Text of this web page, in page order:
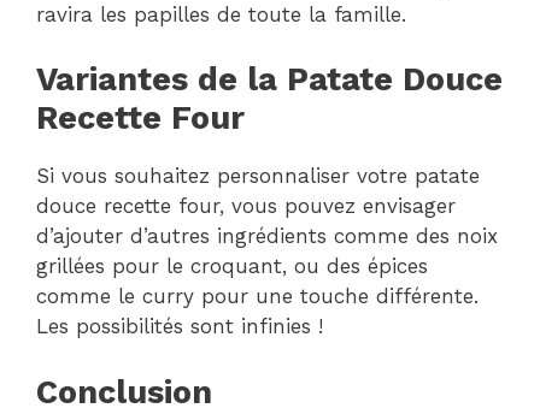
ravira les papilles de toute la famille.
Variantes de la Patate Douce
Recette Four
Si vous souhaitez personnaliser votre patate
douce recette four, vous pouvez envisager
d’ajouter d’autres ingrédients comme des noix
grillées pour le croquant, ou des épices
comme le curry pour une touche différente.
Les possibilités sont infinies !
Conclusion